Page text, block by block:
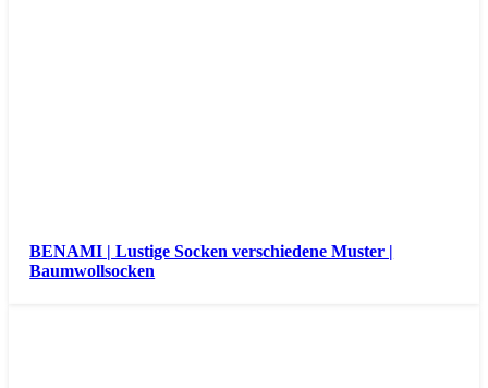
BENAMI | Lustige Socken verschiedene Muster |
Baumwollsocken